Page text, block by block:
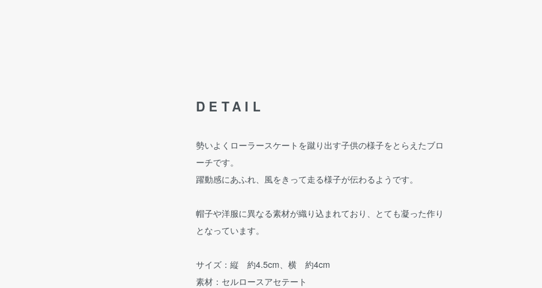
DETAIL
勢いよくローラースケートを蹴り出す子供の様子をとらえたブロ
ーチです。
躍動感にあふれ、風をきって走る様子が伝わるようです。
帽子や洋服に異なる素材が織り込まれており、とても凝った作り
となっています。
サイズ：縦 約4.5cm、横 約4cm
素材：セルロースアセテート